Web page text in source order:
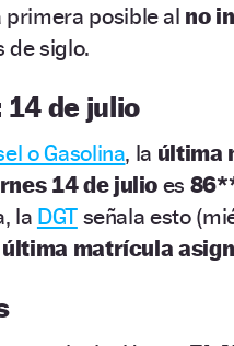
primera posible al no
de siglo.
de julio
o Gasolina, la última
14 de julio es
la DGTseñala esto
última matrícula